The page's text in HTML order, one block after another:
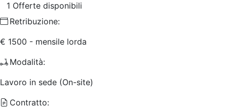
1 Offerte disponibili
Retribuzione:
€ 1500 - mensile lorda
Modalità:
Lavoro in sede (On-site)
Contratto: